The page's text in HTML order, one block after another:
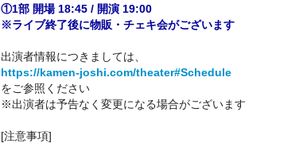
①1部 開場 18:45 / 開演 19:00
※ライブ終了後に物販・チェキ会がございます
出演者情報につきましては、
https://kamen-joshi.com/theater#Schedule
をご参照ください
※出演者は予告なく変更になる場合がございます
[注意事項]